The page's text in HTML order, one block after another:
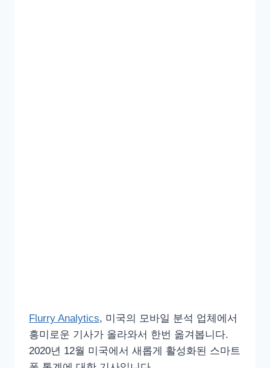
Flurry Analytics, 미국의 모바일 분석 업체에서
흥미로운 기사가 올라와서 한번 옮겨봅니다.
2020년 12월 미국에서 새롭게 활성화된 스마트